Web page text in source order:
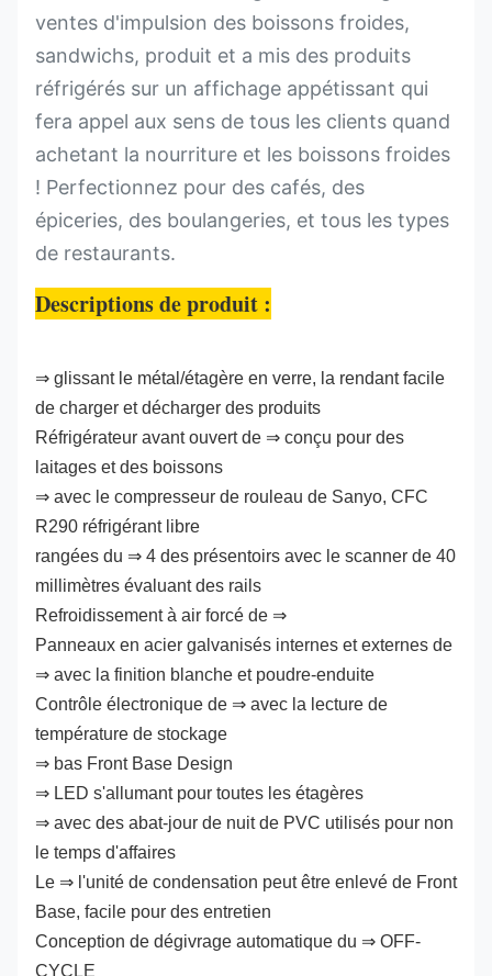
ventes d'impulsion des boissons froides,
sandwichs, produit et a mis des produits
réfrigérés sur un affichage appétissant qui
fera appel aux sens de tous les clients quand
achetant la nourriture et les boissons froides
! Perfectionnez pour des cafés, des
épiceries, des boulangeries, et tous les types
de restaurants.
Descriptions de produit :
⇒ glissant le métal/étagère en verre, la rendant facile
de charger et décharger des produits
Réfrigérateur avant ouvert de ⇒ conçu pour des
laitages et des boissons
⇒ avec le compresseur de rouleau de Sanyo, CFC
R290 réfrigérant libre
rangées du ⇒ 4 des présentoirs avec le scanner de 40
millimètres évaluant des rails
Refroidissement à air forcé de ⇒
Panneaux en acier galvanisés internes et externes de
⇒ avec la finition blanche et poudre-enduite
Contrôle électronique de ⇒ avec la lecture de
température de stockage
⇒ bas Front Base Design
⇒ LED s'allumant pour toutes les étagères
⇒ avec des abat-jour de nuit de PVC utilisés pour non
le temps d'affaires
Le ⇒ l'unité de condensation peut être enlevé de Front
Base, facile pour des entretien
Conception de dégivrage automatique du ⇒ OFF-
CYCLE